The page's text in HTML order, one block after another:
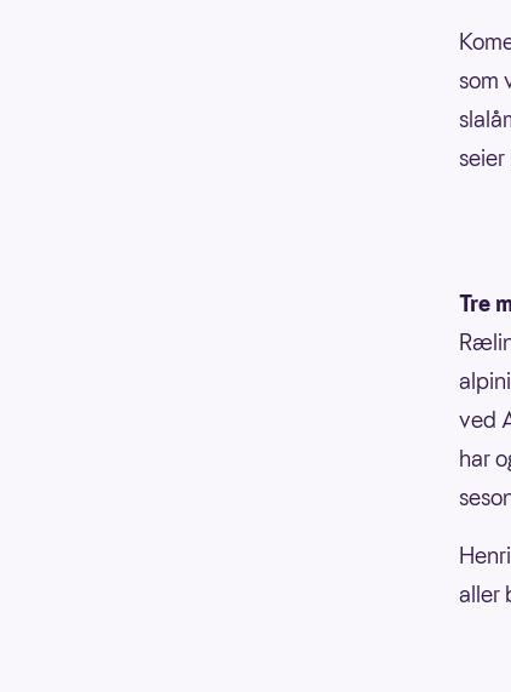
som
Tre
ved
har
aller